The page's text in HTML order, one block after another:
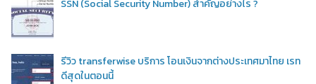
SSN (Social Security Number) สำคัญอย่างไร ?
รีวิว transferwise บริการ โอนเงินจากต่างประเทศมาไทย เรท
ดีสุดในตอนนี้